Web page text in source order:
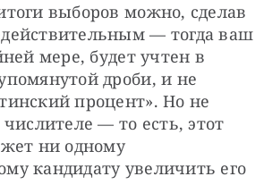
выборов можно, сделав
— тогда ваш
мере, будет учтен в
дроби, и не
процент». Но не
— то есть, этот
ни одному
кандидату увеличить его